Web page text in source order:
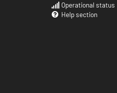
Operational status
Help section